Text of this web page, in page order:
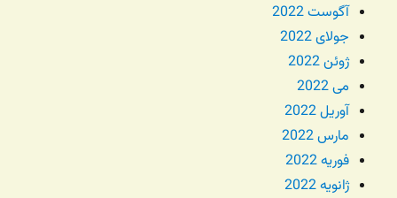
آگوست 2022
جولای 2022
ژوئن 2022
می 2022
آوریل 2022
مارس 2022
فوریه 2022
ژانویه 2022